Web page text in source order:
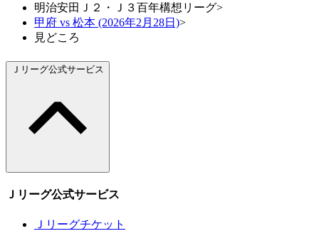
明治安田Ｊ２・Ｊ３百年構想リーグ>
甲府 vs 松本 (2026年2月28日)>
見どころ
Ｊリーグ公式サービス
Ｊリーグ公式サービス
Ｊリーグチケット